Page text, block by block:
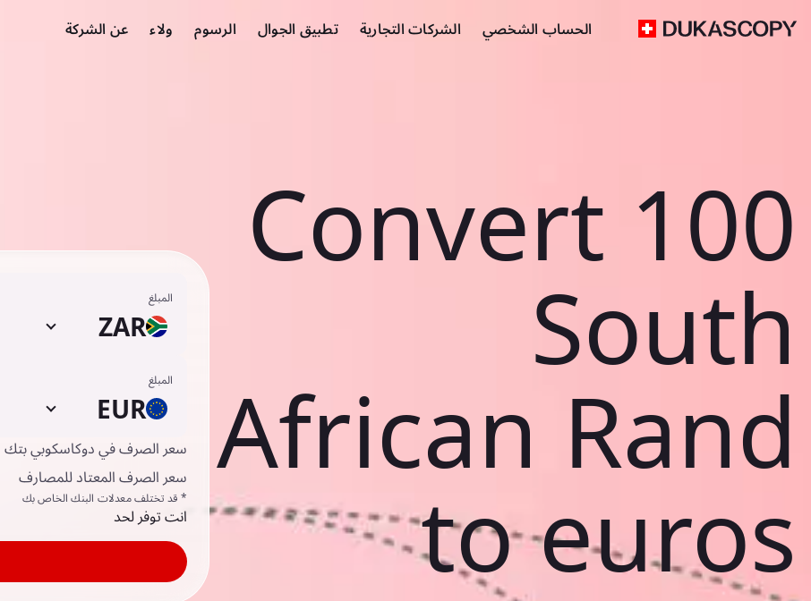
الحساب الشخصي الشركات التجارية تطبيق الجوال الرسوم ولاء عن الشركة
Convert 100
South
African Rand
to euros
المبلغ
ZAR
المبلغ
EUR
سعر الصرف في دوكاسكوبي بتك
سعر الصرف المعتاد للمصارف
* قد تختلف معدلات البنك الخاص بك
انت توفر لحد